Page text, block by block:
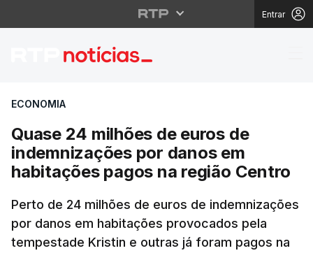
Entrar
Quase 24 milhões de
ECONOMIA
Quase 24 milhões de euros de
indemnizações por danos em
habitações pagos na região Centro
Perto de 24 milhões de euros de indemnizações
por danos em habitações provocados pela
tempestade Kristin e outras já foram pagos na